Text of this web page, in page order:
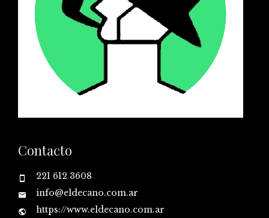
Contacto
221 612 3608
info@eldecano.com.ar
https://www.eldecano.com.ar